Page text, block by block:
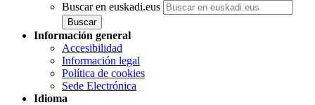
Buscar en euskadi.eus
Información general
Accesibilidad
Información legal
Política de cookies
Sede Electrónica
Idioma